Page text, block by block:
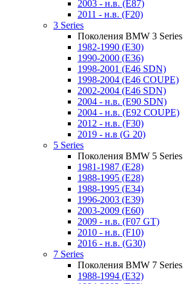
2003 - н.в. (E87)
2011 - н.в. (F20)
3 Series
Поколения BMW 3 Series
1982-1990 (E30)
1990-2000 (E36)
1998-2001 (E46 SDN)
1998-2004 (E46 COUPE)
2002-2004 (E46 SDN)
2004 - н.в. (E90 SDN)
2004 - н.в. (E92 COUPE)
2012 - н.в. (F30)
2019 - н.в (G 20)
5 Series
Поколения BMW 5 Series
1981-1987 (E28)
1988-1995 (E28)
1988-1995 (E34)
1996-2003 (E39)
2003-2009 (E60)
2009 - н.в. (F07 GT)
2010 - н.в. (F10)
2016 - н.в. (G30)
7 Series
Поколения BMW 7 Series
1988-1994 (E32)